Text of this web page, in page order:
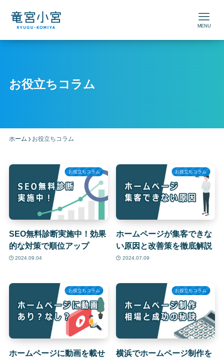
MENU
お役立ちコラム
ホーム お役立ちコラム
お役立ちコラム
SEO無料診断実施中！効果
的な対策で順位アップ
2024.09.04
お役立ちコラム
ホームページが集客できな
い原因と改善策を徹底解説
2024.07.09
お役立ちコラム
ホームページに動画を載せ
お役立ちコラム
横浜でホームページ制作を